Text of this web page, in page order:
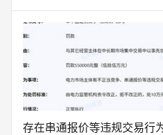
今天这篇零基础参数科普，帮你
存在串通报价等违规交易行